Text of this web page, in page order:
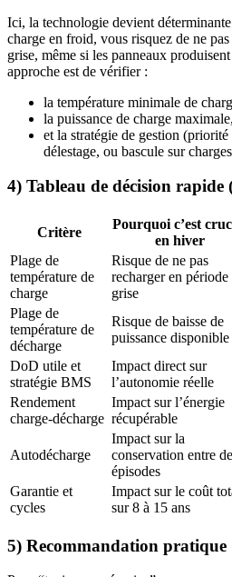
Ici, la technologie devient
charge en froid, vous risquez de ne
grise, même si les panneaux
approche est de vérifier :
la température minimale de
la puissance de charge maximale,
et la stratégie de gestion (priorité
délestage, ou bascule sur
4) Tableau de décision rapide
Critère
Pourquoi c’est
en hiver
Plage de
température de
charge
Risque de ne pas
recharger en période
grise
Plage de
température de
décharge
Risque de baisse de
puissance disponible
DoD utile et
stratégie BMS
Impact direct sur
l’autonomie réelle
Rendement
charge-décharge
Impact sur l’énergie
récupérable
Autodécharge
Impact sur la
conservation entre
épisodes
Garantie et
cycles
Impact sur le coût
sur 8 à 15 ans
5) Recommandation pratique